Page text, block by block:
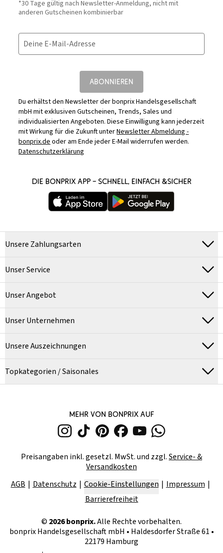
*30 Tage gültig nach Newsletter-Anmeldung, nicht mit
anderen Gutscheinen kombinierbar
Deine E-Mail-Adresse
ABONNIEREN
Du erhältst den Newsletter der bonprix Handelsgesellschaft
mbH mit exklusiven Gutscheinen, Trends, Sales und
individualisierten Angeboten. Diese Einwilligung kann jederzeit
mit Wirkung für die Zukunft unterNewsletter Abmeldung -
bonprix.deoder am Ende jeder E-Mail widerrufen werden.
Datenschutzerklärung
DIE BONPRIX APP – SCHNELL, EINFACH &SICHER
Unsere Zahlungsarten
Unser Service
Unser Angebot
Unser Unternehmen
Unsere Auszeichnungen
Topkategorien / Saisonales
MEHR VON BONPRIX AUF
Preisangaben inkl. gesetzl. MwSt. und zzgl.Service- &
Versandkosten
AGB
Datenschutz Cookie-Einstellungen
Impressum
Barrierefreiheit
© 2026bonprix.Alle Rechte vorbehalten.
bonprix Handelsgesellschaft mbH • Haldesdorfer Straße 61 •
22179 Hamburg